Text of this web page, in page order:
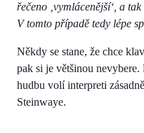
řečeno ‚vymlácenější‘, a
V tomto případě tedy lépe
Někdy se stane, že chce
pak si je většinou
hudbu volí interpreti
Steinwaye.